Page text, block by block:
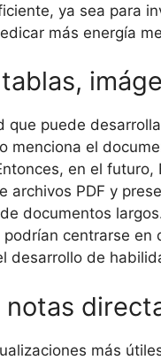
ya sea para
más energía
que puede
menciona el
en el
archivos PDF y
documentos
centrarse
desarrollo de
más